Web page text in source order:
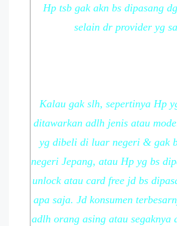
Hp tsb gak akn bs dipasang
selain dr provider yg
Kalau gak slh, sepertinya Hp
ditawarkan adlh jenis atau
yg dibeli di luar negeri & gak
negeri Jepang, atau Hp yg bs
unlock atau card free jd bs
apa saja. Jd konsumen
adlh orang asing atau segaknya